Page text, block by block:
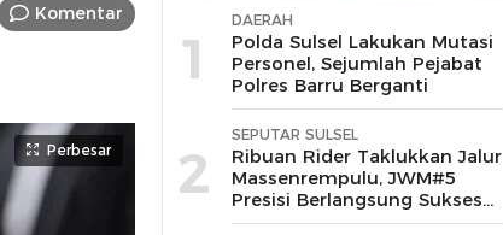
Komentar
Perbesar
1
DAERAH
Polda Sulsel Lakukan Mutasi
Personel, Sejumlah Pejabat
Polres Barru Berganti
2
SEPUTAR SULSEL
Ribuan Rider Taklukkan Jalur
Massenrempulu, JWM#5
Presisi Berlangsung Sukses
dan Kondusif